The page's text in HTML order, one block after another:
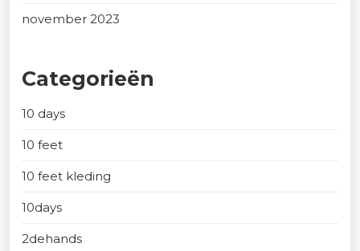
november 2023
Categorieën
10 days
10 feet
10 feet kleding
10days
2dehands